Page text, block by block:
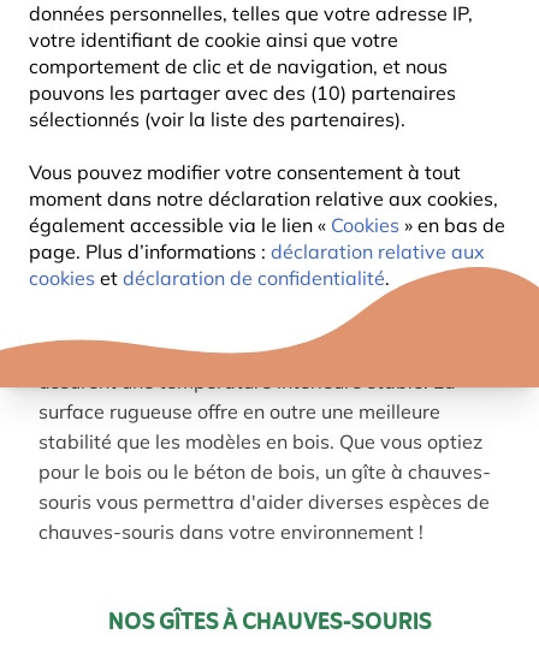
données personnelles, telles que votre adresse IP,
votre identifiant de cookie ainsi que votre
comportement de clic et de navigation, et nous
pouvons les partager avec des (10) partenaires
sélectionnés (voir la liste des partenaires).
Vous pouvez modifier votre consentement à tout
moment dans notre déclaration relative aux cookies,
également accessible via le lien « Cookies » en bas de
page. Plus d’informations : déclaration relative aux
cookies et déclaration de confidentialité.
Si vous souhaitez offrir un toit aux chauves-souris, il
est préférable d’installer plusieurs nichoirs afin de
favoriser l’installation de ces espèces. Lors de leur
installation, veillez à les orienter au sud ou à l’abri
moins trois mètres de haut, et hors de portée des
branches pour éviter tout vandalisme ou prédation
par les chats.
Chez Vivara, il existe des modèles en différents
matériaux et en différentes tailles.Nos
bois sont faits d'un matériau
assurent une température intérieure stable. La
surface rugueuse offre en outre une meilleure
stabilité que les modèles en bois. Que vous optiez
pour le bois ou le béton de bois, un gîte à chauves-
souris vous permettra d'aider diverses espèces de
chauves-souris dans votre environnement !
NOS GÎTES À CHAUVES-SOURIS